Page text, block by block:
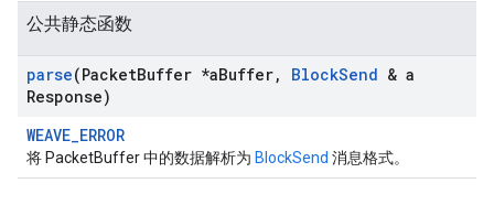
公共静态函数
parse(PacketBuffer *aBuffer, BlockSend & a
Response)
WEAVE_ERROR
将 PacketBuffer 中的数据解析为 BlockSend 消息格式。